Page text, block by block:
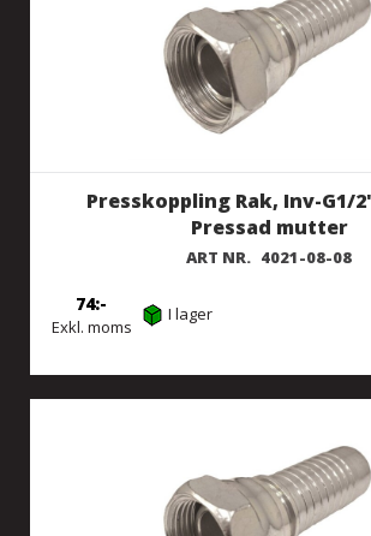
Presskoppling Rak, Inv-G1/
Pressad mutter
ART NR. 4021-08-08
Exkl. moms
74 I lager